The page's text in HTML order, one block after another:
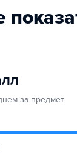
за предмет